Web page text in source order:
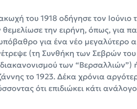
του 1918 οδήγησε τον
την ειρήνη, όπως, για
για ένα νέο μεγαλύτερο
(τη Συνθήκη των Σεβρών
των “Βερσαλλιών”)
το 1923. Δέκα χρόνια
ότι επιδιώκει κάτι